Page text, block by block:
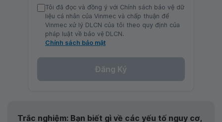
Tôi đã đọc và đồng ý với Chính sách bảo vệ dữ
liệu cá nhân của Vinmec và chấp thuận để
Vinmec xử lý DLCN của tôi theo quy định của
pháp luật về bảo vệ DLCN.
Chính sách bảo mật
Đăng Ký
Trắc nghiệm: Bạn biết gì về các yếu tố nguy cơ,